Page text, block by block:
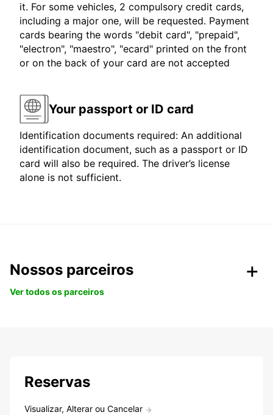
it. For some vehicles, 2 compulsory credit cards,
including a major one, will be requested. Payment
cards bearing the words "debit card", "prepaid",
"electron", "maestro", "ecard" printed on the front
or on the back of your card are not accepted
Your passport or ID card
Identification documents required: An additional
identification document, such as a passport or ID
card will also be required. The driver’s license
alone is not sufficient.
Nossos parceiros
Ver todos os parceiros
Reservas
Visualizar, Alterar ou Cancelar